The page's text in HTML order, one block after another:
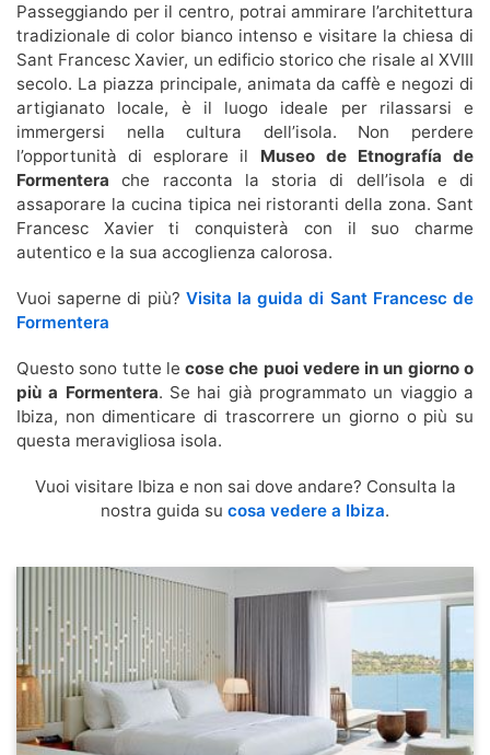
Passeggiando per il centro, potrai ammirare l’architettura
tradizionale di color bianco intenso e visitare la chiesa di
Sant Francesc Xavier, un edificio storico che risale al XVIII
secolo. La piazza principale, animata da caffè e negozi di
artigianato locale, è il luogo ideale per rilassarsi e
immergersi nella cultura dell’isola. Non perdere
l’opportunità di esplorare il Museo de Etnografía de
Formentera che racconta la storia di dell’isola e di
assaporare la cucina tipica nei ristoranti della zona. Sant
Francesc Xavier ti conquisterà con il suo charme
autentico e la sua accoglienza calorosa.
Vuoi saperne di più? Visita la guida di Sant Francesc de
Formentera
Questo sono tutte lecose che puoi vedere in un giorno o
più a Formentera. Se hai già programmato un viaggio a
Ibiza, non dimenticare di trascorrere un giorno o più su
questa meravigliosa isola.
Vuoi visitare Ibiza e non sai dove andare? Consulta la
nostra guida su cosa vedere a Ibiza.